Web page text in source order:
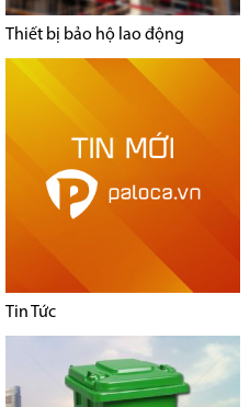
Thiết bị bảo hộ lao động
Tin Tức